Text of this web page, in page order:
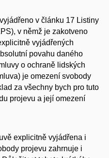
v článku 17 Listiny
v němž je zakotveno
vyjádřených
povahu daného
o ochraně lidských
je omezení svobody
za všechny bych pro tuto
projevu a její omezení
explicitně vyjádřena i
projevu zahrnuje i